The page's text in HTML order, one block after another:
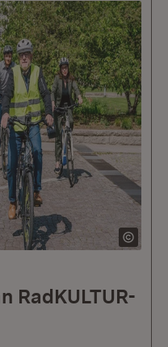
RadKULTUR-